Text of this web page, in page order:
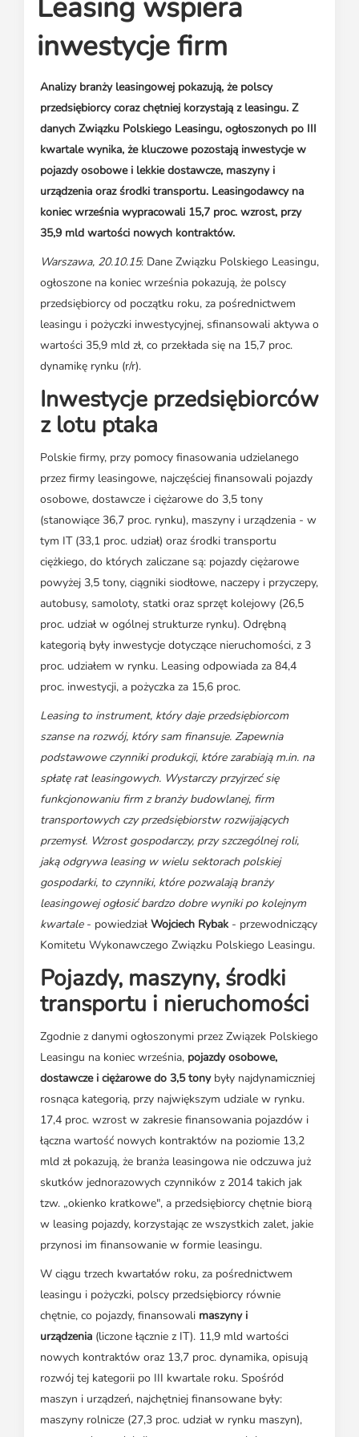
Partnerzy ZPL
Subskrybuj Leaseletter
Materiały do pobrania
Kontakt dla mediów
Klauzule informacyjne
Leasing wspiera
inwestycje firm
Analizy branży leasingowej pokazują, że polscy
przedsiębiorcy coraz chętniej korzystają z leasingu. Z
danych Związku Polskiego Leasingu, ogłoszonych po III
kwartale wynika, że kluczowe pozostają inwestycje w
pojazdy osobowe i lekkie dostawcze, maszyny i
urządzenia oraz środki transportu. Leasingodawcy na
koniec września wypracowali 15,7 proc. wzrost, przy
35,9 mld wartości nowych kontraktów.
Warszawa, 20.10.15: Dane Związku Polskiego Leasingu,
ogłoszone na koniec września pokazują, że polscy
przedsiębiorcy od początku roku, za pośrednictwem
leasingu i pożyczki inwestycyjnej, sfinansowali aktywa o
wartości 35,9 mld zł, co przekłada się na 15,7 proc.
dynamikę rynku (r/r).
Inwestycje przedsiębiorców
z lotu ptaka
Polskie firmy, przy pomocy finasowania udzielanego
przez firmy leasingowe, najczęściej finansowali pojazdy
osobowe, dostawcze i ciężarowe do 3,5 tony
(stanowiące 36,7 proc. rynku), maszyny i urządzenia - w
tym IT (33,1 proc. udział) oraz środki transportu
ciężkiego, do których zaliczane są: pojazdy ciężarowe
powyżej 3,5 tony, ciągniki siodłowe, naczepy i przyczepy,
autobusy, samoloty, statki oraz sprzęt kolejowy (26,5
proc. udział w ogólnej strukturze rynku). Odrębną
kategorią były inwestycje dotyczące nieruchomości, z 3
proc. udziałem w rynku. Leasing odpowiada za 84,4
proc. inwestycji, a pożyczka za 15,6 proc.
Leasing to instrument, który daje przedsiębiorcom
szanse na rozwój, który sam finansuje. Zapewnia
podstawowe czynniki produkcji, które zarabiają m.in. na
spłatę rat leasingowych. Wystarczy przyjrzeć się
funkcjonowaniu firm z branży budowlanej, firm
transportowych czy przedsiębiorstw rozwijających
przemysł. Wzrost gospodarczy, przy szczególnej roli,
jaką odgrywa leasing w wielu sektorach polskiej
gospodarki, to czynniki, które pozwalają branży
leasingowej ogłosić bardzo dobre wyniki po kolejnym
kwartale- powiedział Wojciech Rybak - przewodniczący
Komitetu Wykonawczego Związku Polskiego Leasingu.
Pojazdy, maszyny, środki
transportu i nieruchomości
Zgodnie z danymi ogłoszonymi przez Związek Polskiego
Leasingu na koniec września, pojazdy osobowe,
dostawcze i ciężarowe do 3,5 tonybyły najdynamiczniej
rosnąca kategorią, przy największym udziale w rynku.
17,4 proc. wzrost w zakresie finansowania pojazdów i
łączna wartość nowych kontraktów na poziomie 13,2
mld zł pokazują, że branża leasingowa nie odczuwa już
skutków jednorazowych czynników z 2014 takich jak
tzw. „okienko kratkowe", a przedsiębiorcy chętnie biorą
w leasing pojazdy, korzystając ze wszystkich zalet, jakie
przynosi im finansowanie w formie leasingu.
W ciągu trzech kwartałów roku, za pośrednictwem
leasingu i pożyczki, polscy przedsiębiorcy równie
chętnie, co pojazdy, finansowali maszyny i
urządzenia (liczone łącznie z IT). 11,9 mld wartości
nowych kontraktów oraz 13,7 proc. dynamika, opisują
rozwój tej kategorii po III kwartale roku. Spośród
maszyn i urządzeń, najchętniej finansowane były:
maszyny rolnicze (27,3 proc. udział w rynku maszyn),